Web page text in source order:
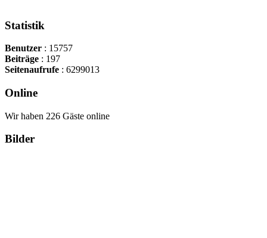
Statistik
Benutzer : 15757
Beiträge : 197
Seitenaufrufe : 6299013
Online
Wir haben 226 Gäste online
Bilder